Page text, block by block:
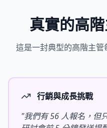
真實的高
這是一封典型的高階主管
行銷與成長挑戰
"我們有 56 人報名，但